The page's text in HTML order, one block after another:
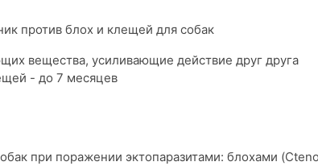
против блох и клещей для собак
вещества, усиливающие действие друг друга
- до 7 месяцев
при поражении эктопаразитами: блохами